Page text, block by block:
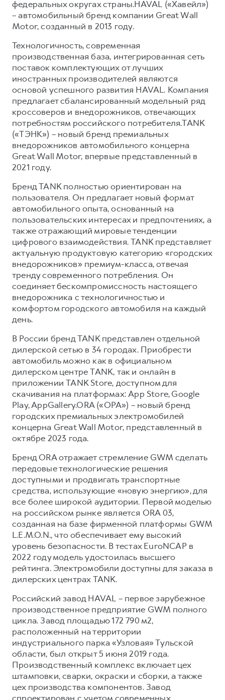
федеральных округах страны.HAVAL («Хавейл»)
– автомобильный бренд компании Great Wall
Motor, созданный в 2013 году.
Технологичность, современная
производственная база, интегрированная сеть
поставок комплектующих от лучших
иностранных производителей являются
основой успешного развития HAVAL. Компания
предлагает сбалансированный модельный ряд
кроссоверов и внедорожников, отвечающих
потребностям российского потребителя.TANK
(«ТЭНК») – новый бренд премиальных
внедорожников автомобильного концерна
Great Wall Motor, впервые представленный в
2021 году.
Бренд TANK полностью ориентирован на
пользователя. Он предлагает новый формат
автомобильного опыта, основанный на
пользовательских интересах и предпочтениях, а
также отражающий мировые тенденции
цифрового взаимодействия. TANK представляет
актуальную продуктовую категорию «городских
внедорожников» премиум-класса, отвечая
тренду современного потребления. Он
соединяет бескомпромиссность настоящего
внедорожника с технологичностью и
комфортом городского автомобиля на каждый
день.
В России бренд TANK представлен отдельной
дилерской сетью в 34 городах. Приобрести
автомобиль можно как в официальном
дилерском центре TANK, так и онлайн в
приложении TANK Store, доступном для
скачивания на платформах: App Store, Google
Play, AppGallery.ORA («ОРА») – новый бренд
городских премиальных электромобилей
концерна Great Wall Motor, представленный в
октябре 2023 года.
Бренд ORA отражает стремление GWM сделать
передовые технологические решения
доступными и продвигать транспортные
средства, использующие «новую энергию», для
все более широкой аудитории. Первой моделью
на российском рынке является ORA 03,
созданная на базе фирменной платформы GWM
L.E.M.O.N., что обеспечивает ему высокий
уровень безопасности. В тестах EuroNCAP в
2022 году модель удостоилась высшего
рейтинга. Электромобили доступны для заказа в
дилерских центрах TANK.
Российский завод HAVAL – первое зарубежное
производственное предприятие GWM полного
цикла. Завод площадью 172 790 м2,
расположенный на территории
индустриального парка «Узловая» Тульской
области, был открыт 5 июня 2019 года.
Производственный комплекс включает цех
штамповки, сварки, окраски и сборки, а также
цех производства компонентов. Завод